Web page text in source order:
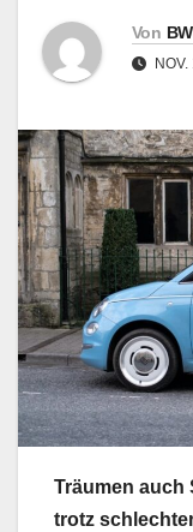
Von
Träumen auch
trotz